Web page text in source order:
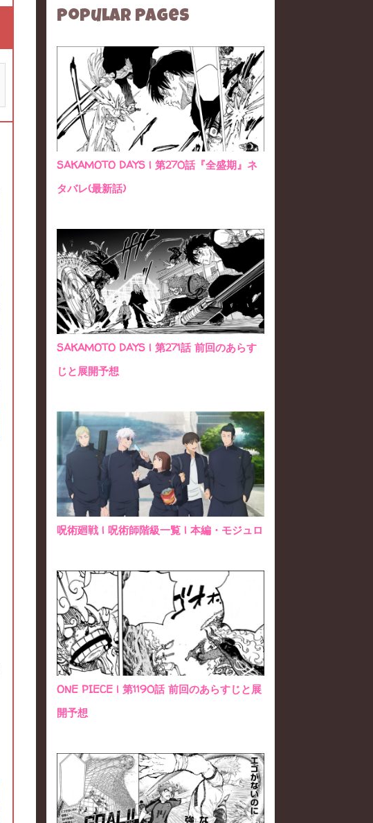
Popular Pages
SAKAMOTO DAYS | 第270話『全盛期』ネ
タバレ(最新話)
SAKAMOTO DAYS | 第271話 前回のあらす
じと展開予想
呪術廻戦 | 呪術師階級一覧 | 本編・モジュロ
ONE PIECE | 第1190話 前回のあらすじと展
開予想